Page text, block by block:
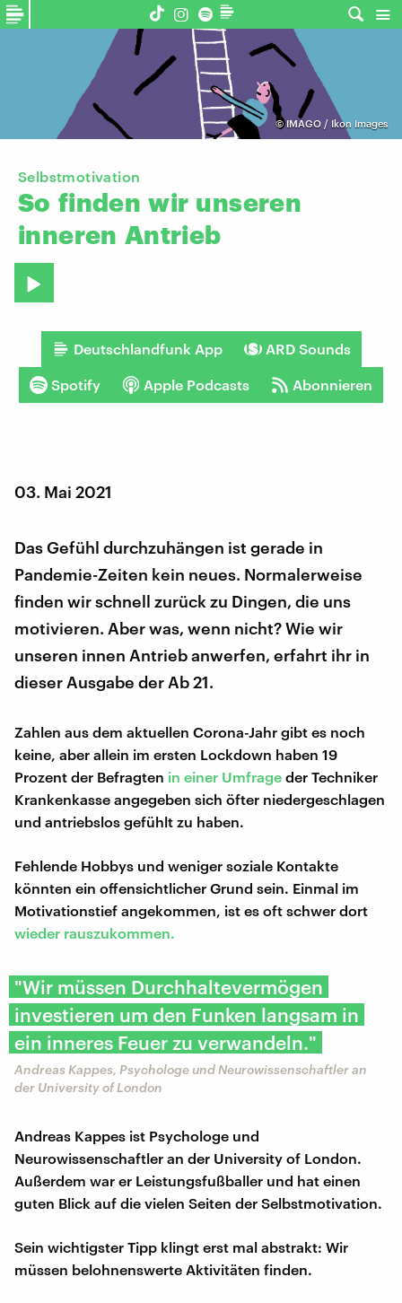
©IMAGO / Ikon Images
Selbstmotivation
So finden wir unseren
inneren Antrieb
Deutschlandfunk App ARD Sounds
Spotify Apple Podcasts Abonnieren
03. Mai 2021
Das Gefühl durchzuhängen ist gerade in
Pandemie-Zeiten kein neues. Normalerweise
finden wir schnell zurück zu Dingen, die uns
motivieren. Aber was, wenn nicht? Wie wir
unseren innen Antrieb anwerfen, erfahrt ihr in
dieser Ausgabe der Ab 21.
Zahlen aus dem aktuellen Corona-Jahr gibt es noch
keine, aber allein im ersten Lockdown haben 19
Prozent der Befragten in einer Umfrage der Techniker
Krankenkasse angegeben sich öfter niedergeschlagen
und antriebslos gefühlt zu haben.
Fehlende Hobbys und weniger soziale Kontakte
könnten ein offensichtlicher Grund sein. Einmal im
Motivationstief angekommen, ist es oft schwer dort
wieder rauszukommen.
"Wir müssen Durchhaltevermögen
investieren um den Funken langsam in
ein inneres Feuer zu verwandeln."
Andreas Kappes, Psychologe und Neurowissenschaftler an
der University of London
Andreas Kappes ist Psychologe und
Neurowissenschaftler an der University of London.
Außerdem war er Leistungsfußballer und hat einen
guten Blick auf die vielen Seiten der Selbstmotivation.
Sein wichtigster Tipp klingt erst mal abstrakt: Wir
müssen belohnenswerte Aktivitäten finden.